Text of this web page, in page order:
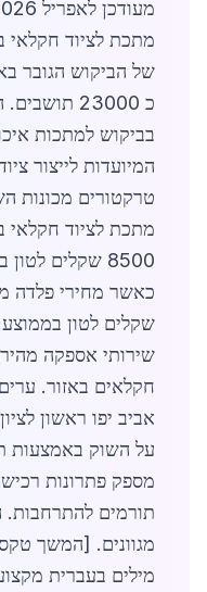
מתכת לציוד חקלאי
של הביקוש הגובר
כ 23000
בביקוש למתכות
המיועדות לייצור
טרקטורים מכונות
8500 שקלים
שקלים לטון
שירותי אספקה
חקלאים באזור.
אביב יפו ראשון
על השוק באמצעות
מספק פתרונות
תורמים להתרחבות.
מילים בעברית